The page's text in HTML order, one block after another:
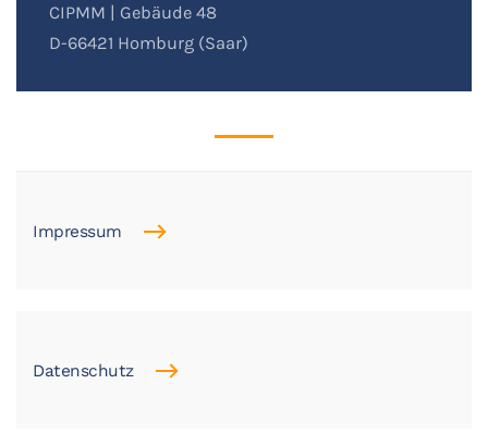
CIPMM | Gebäude 48
D-66421 Homburg (Saar)
Impressum
Datenschutz